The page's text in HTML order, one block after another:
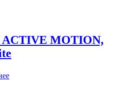
MOTION,